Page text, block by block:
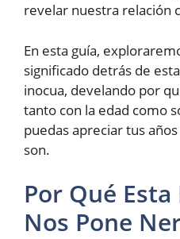
revelar nuestra relación
En esta guía,
significado detrás de
inocua, develando por
tanto con la edad como
puedas apreciar tus
son.
Por Qué
Nos Pone